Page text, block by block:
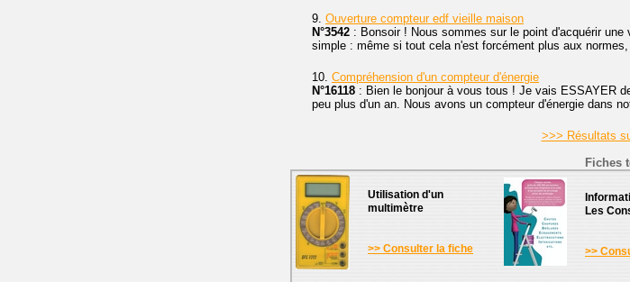
9. Ouverture compteur edf vieille maison
N°3542 : Bonsoir ! Nous sommes sur le point d'acquérir
simple : même si tout cela n'est forcément plus aux
10. Compréhension d'un compteur d'énergie
N°16118 : Bien le bonjour à vous tous ! Je vais ESSAYER
peu plus d'un an. Nous avons un compteur d'énergie dans
>>> Résultats
Fiches
Utilisation d'un
multimètre
>> Consulter la fiche
Les
>>